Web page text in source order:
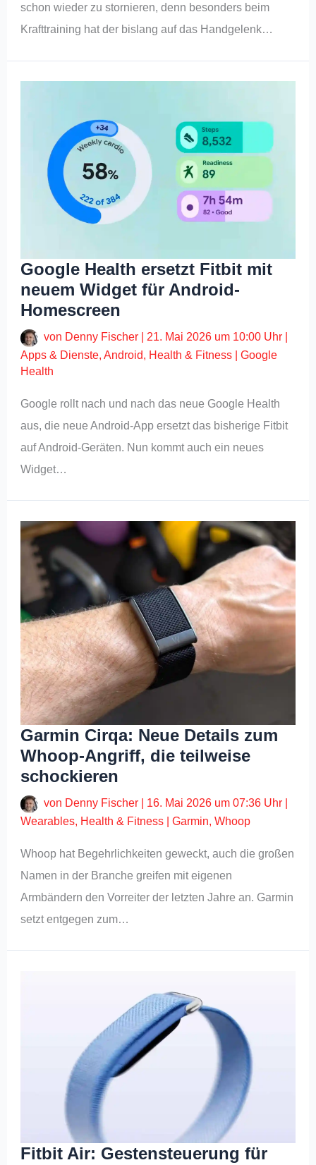
schon wieder zu stornieren, denn besonders beim
Krafttraining hat der bislang auf das Handgelenk…
Google Health ersetzt Fitbit mit
neuem Widget für Android-
Homescreen
von Denny Fischer 21. Mai 2026 um 10:00 Uhr
Apps & Dienste,Android, Health & Fitness |Google
Health
Google rollt nach und nach das neue Google Health
aus, die neue Android-App ersetzt das bisherige Fitbit
auf Android-Geräten. Nun kommt auch ein neues
Widget…
Garmin Cirqa: Neue Details zum
Whoop-Angriff, die teilweise
schockieren
von Denny Fischer 16. Mai 2026 um 07:36 Uhr
Wearables, Health & Fitness |Garmin,Whoop
Whoop hat Begehrlichkeiten geweckt, auch die großen
Namen in der Branche greifen mit eigenen
Armbändern den Vorreiter der letzten Jahre an. Garmin
setzt entgegen zum…
Fitbit Air: Gestensteuerung für